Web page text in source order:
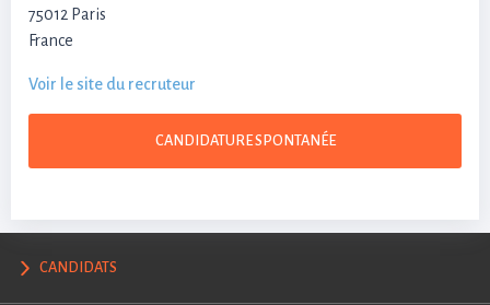
75012 Paris
France
Voir le site du recruteur
CANDIDATURE SPONTANÉE
CANDIDATS